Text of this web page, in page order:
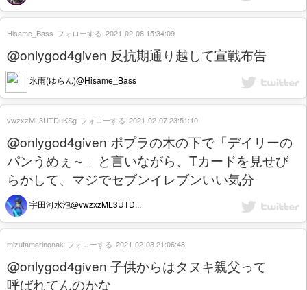
@onlygod4given 反抗期通り越して宣戦布告
氷雨(ゆらん)@Hisame_Bass
Hisame_Bass フォローする 2021-02-08 15:34:09
@onlygod4given ポプラの木の下で「デイリーの
パンうめぇ～」と言いながら、Tカードを見せび
らかして、マジでセブンイレブンいい気分
宇田河水泡@vwzxzML3UTD...
vwzxzML3UTDuKSg フォローする 2021-02-07 23:51:10
@onlygod4given 子供からはタヌキ親父って
呼ばれてんのかな
mizutamarinonak フォローする 2021-02-08 21:06:48